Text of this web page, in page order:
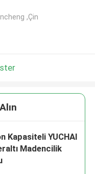
,Çin
Kapasiteli YUCHAI
Madencilik